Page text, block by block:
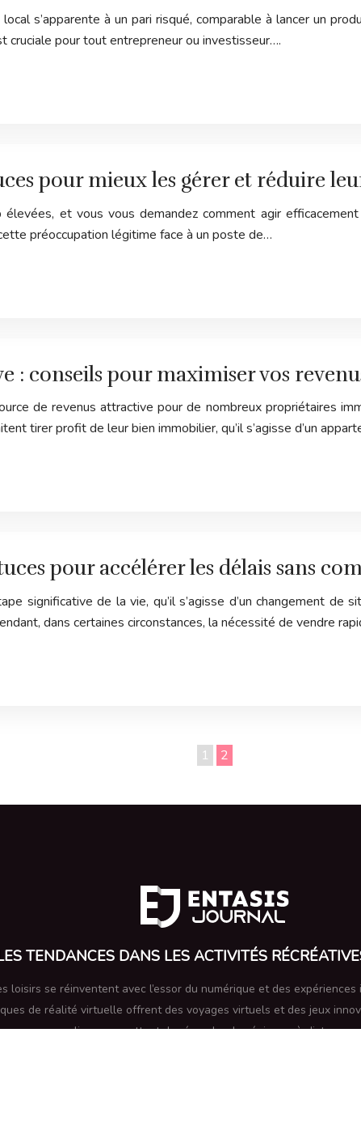
s’apparente à un pari risqué, comparable à lancer un
cruciale pour tout entrepreneur ou investisseur….
pour mieux les gérer et réduire
et vous vous demandez comment agir
préoccupation légitime face à un poste de…
: conseils pour maximiser vos
de revenus attractive pour de nombreux propriétaires
tirer profit de leur bien immobilier, qu’il s’agisse d’un
pour accélérer les délais sans
significative de la vie, qu’il s’agisse d’un changement de
dans certaines circonstances, la nécessité de vendre
1 2
TENDANCES DANS LES ACTIVITÉS
loisirs se réinventent avec l’essor du numérique et des expériences
de réalité virtuelle offrent des voyages virtuels et des jeux
games en ligne permettent de résoudre des énigmes à distance